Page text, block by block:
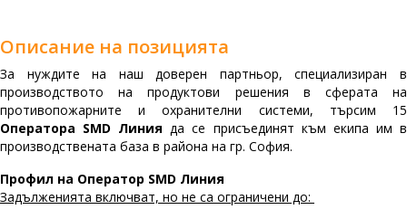
Описание на позицията
За нуждите на наш доверен партньор, специализиран в
производството на продуктови решения в сферата на
противопожарните и охранителни системи, търсим 15
Оператора SMD Линияда се присъединят към екипа им в
производствената база в района на гр. София.
Профил на Оператор SMD Линия
Задълженията включват, но не са ограничени до: